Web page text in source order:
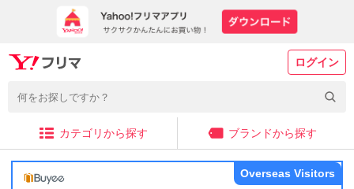
ログイン
カテゴリから探す ブランドから探す
Overseas Visitors